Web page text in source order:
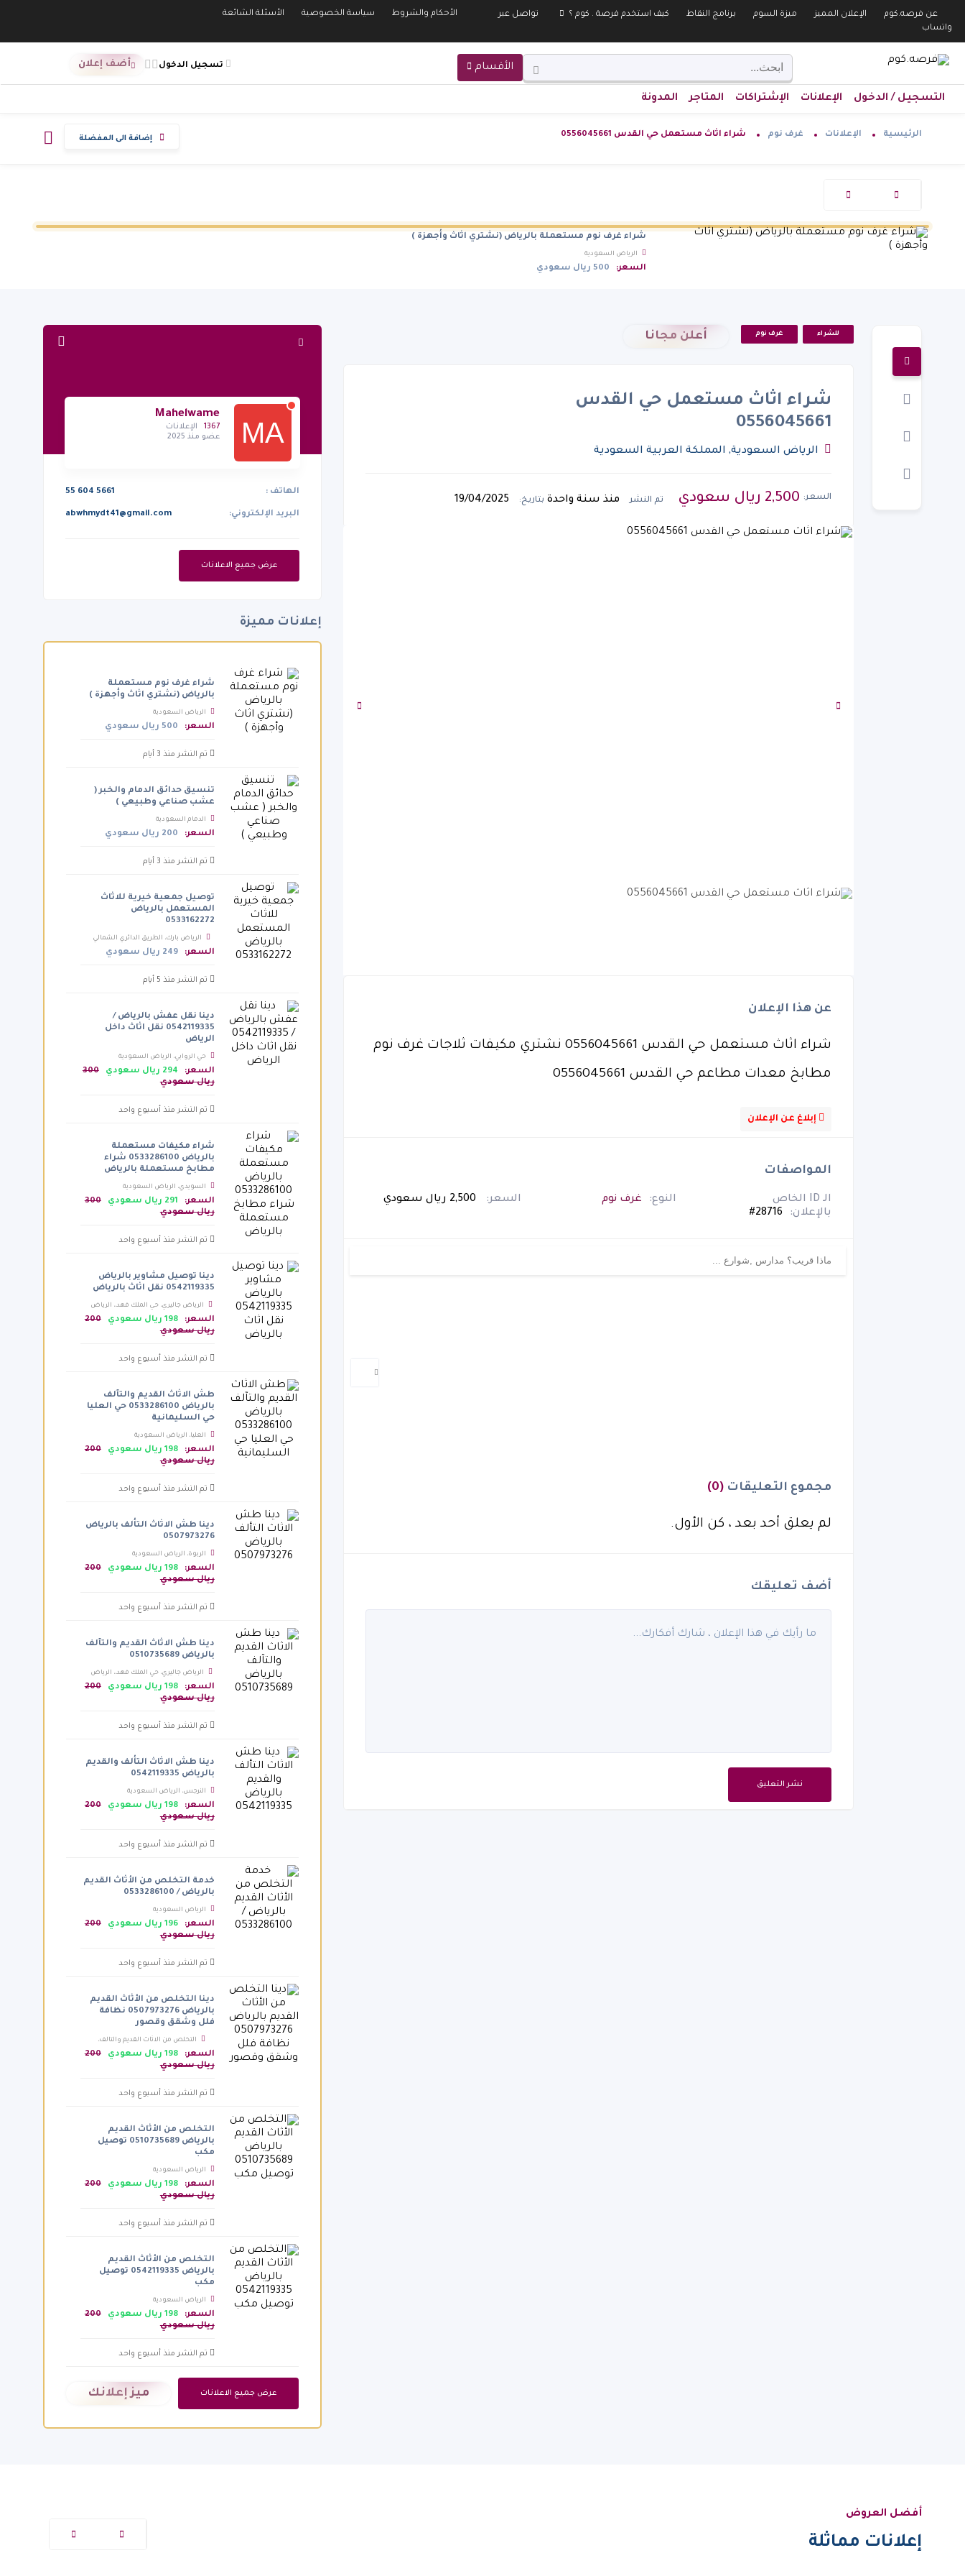
عن فرصه.كوم الإعلان المميز ميزة السوم برنامج النقاط كيف استخدم فرصة . كوم ؟
تواصل عبر
واتساب
الأحكام والشروط سياسة الخصوصية الأسئلة الشائعة
الأقسام تسجيل الدخول أضف إعلان
التسجيل / الدخول الإعلانات الإشتراكات المتاجر المدونة
الرئيسية الإعلانات غرف نوم شراء اثاث مستعمل حي القدس 0556045661 إضافة الى المفضلة
شراء غرف نوم مستعملة بالرياض (نشتري اثاث وأجهزة )
السعر: 500 ريال سعودي
للشراء غرف نوم أعلن مجانا
شراء اثاث مستعمل حي القدس
0556045661
السعر: تم النشر منذ سنة واحدة بتاريخ:
عن هذا الإعلان
شراء اثاث مستعمل حي القدس 0556045661 نشتري مكيفات ثلاجات غرف نوم
مطابخ معدات مطاعم حي القدس 0556045661
إبلاغ عن الإعلان
المواصفات
الـ ID الخاص
بالإعلان:
28716#
النوع: غرف نوم السعر: 2,500 ريال سعودي
مجموع التعليقات (0)
لم يعلق أحد بعد ، كن الأول.
أضف تعليقك
نشر التعليق
Mahelwame
1367
الإعلانات
عضو منذ 2025
الهاتف : 55 604 5661
البريد الإلكتروني: abwhmydt41@gmail.com
عرض جميع الاعلانات
إعلانات مميزة
شراء غرف نوم مستعملة
بالرياض (نشتري اثاث وأجهزة )
السعر: 500 ريال سعودي
تم النشر منذ 3 أيام
تنسيق حدائق الدمام والخبر (
عشب صناعي وطبيعي )
السعر: 200 ريال سعودي
تم النشر منذ 3 أيام
توصيل جمعية خيرية للاثاث
المستعمل بالرياض
0533162272
الرياض بارك، الطريق الدائري الشمالي
الفرعي، الرياض السعودية
السعر: 249 ريال سعودي
تم النشر منذ 5 أيام
دينا نقل عفش بالرياض /
0542119335 نقل اثاث داخل
الرياض
حي الروابي، الرياض السعودية
السعر: 294 ريال سعودي
300
ريال سعودي
تم النشر منذ أسبوع واحد
شراء مكيفات مستعملة
بالرياض 0533286100 شراء
مطابخ مستعملة بالرياض
السعر: 291 ريال سعودي
300
ريال سعودي
تم النشر منذ أسبوع واحد
دينا توصيل مشاوير بالرياض
0542119335 نقل اثاث بالرياض
الرياض جاليري، حي الملك فهد،، الرياض
السعودية
السعر: 198 ريال سعودي
200
ريال سعودي
تم النشر منذ أسبوع واحد
طش الاثاث القديم والتآلف
بالرياض 0533286100 حي العليا
حي السليمانية
السعر: 198 ريال سعودي
200
ريال سعودي
تم النشر منذ أسبوع واحد
دينا طش الاثاث التألف بالرياض
0507973276
السعر: 198 ريال سعودي
200
ريال سعودي
تم النشر منذ أسبوع واحد
دينا طش الاثاث القديم والتآلف
بالرياض 0510735689
الرياض جاليري، حي الملك فهد،، الرياض
السعودية
السعر: 198 ريال سعودي
200
ريال سعودي
تم النشر منذ أسبوع واحد
دينا طش الاثاث التألف والقديم
بالرياض 0542119335
السعر: 198 ريال سعودي
200
ريال سعودي
تم النشر منذ أسبوع واحد
خدمة التخلص من الأثاث القديم
بالرياض / 0533286100
السعر: 196 ريال سعودي
200
ريال سعودي
تم النشر منذ أسبوع واحد
دينا التخلص من الأثاث القديم
بالرياض 0507973276 نظافة
فلل وشقق وقصور
التخلص من الاثاث القديم والتالف،
الرياض السعودية
السعر: 198 ريال سعودي
200
ريال سعودي
تم النشر منذ أسبوع واحد
التخلص من الأثاث القديم
بالرياض 0510735689 توصيل
مكب
السعر: 198 ريال سعودي
200
ريال سعودي
تم النشر منذ أسبوع واحد
التخلص من الأثاث القديم
بالرياض 0542119335 توصيل
مكب
السعر: 198 ريال سعودي
200
ريال سعودي
تم النشر منذ أسبوع واحد
عرض جميع الاعلانات ميز إعلانك
أفضل العروض
إعلانات مماثلة
الرئيسية
الإعلانات
أضف إعلان
الإشتراكات